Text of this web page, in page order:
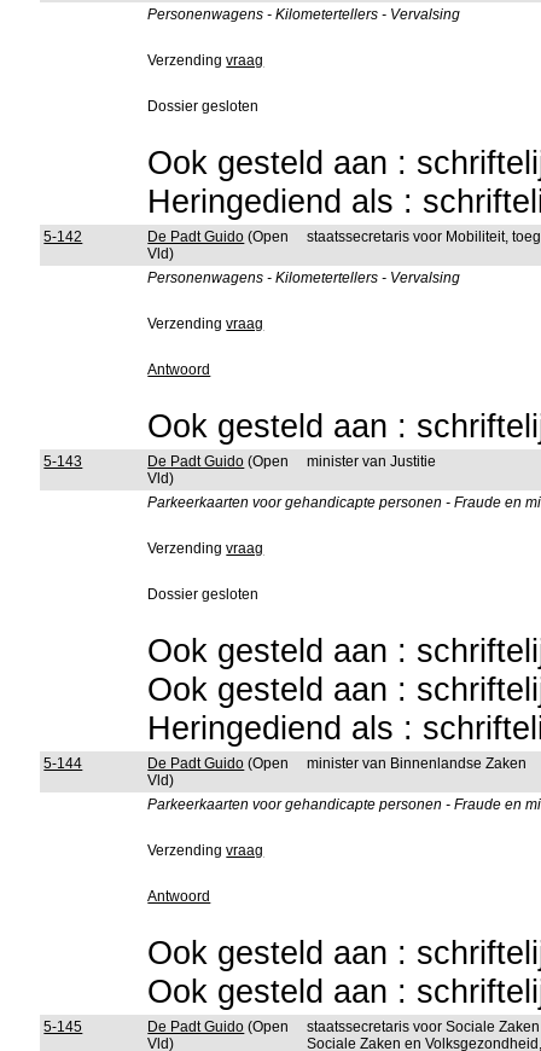
Personenwagens - Kilometertellers - Vervalsing
Verzendingvraag
Dossier gesloten
Ook gesteld aan :
Heringediend als :
5-142 De Padt Guido (Open
Vld)
staatssecretaris voor Mobiliteit,
Personenwagens - Kilometertellers - Vervalsing
Verzendingvraag
Antwoord
Ook gesteld aan :
5-143 De Padt Guido (Open
Vld)
minister van Justitie
Parkeerkaarten voor gehandicapte personen - Fraude en
Verzendingvraag
Dossier gesloten
Ook gesteld aan :
Ook gesteld aan :
Heringediend als :
5-144 De Padt Guido (Open
Vld)
minister van Binnenlandse Zaken
Parkeerkaarten voor gehandicapte personen - Fraude en
Verzendingvraag
Antwoord
Ook gesteld aan :
Ook gesteld aan :
5-145 De Padt Guido (Open
Vld)
staatssecretaris voor Sociale
Sociale Zaken en